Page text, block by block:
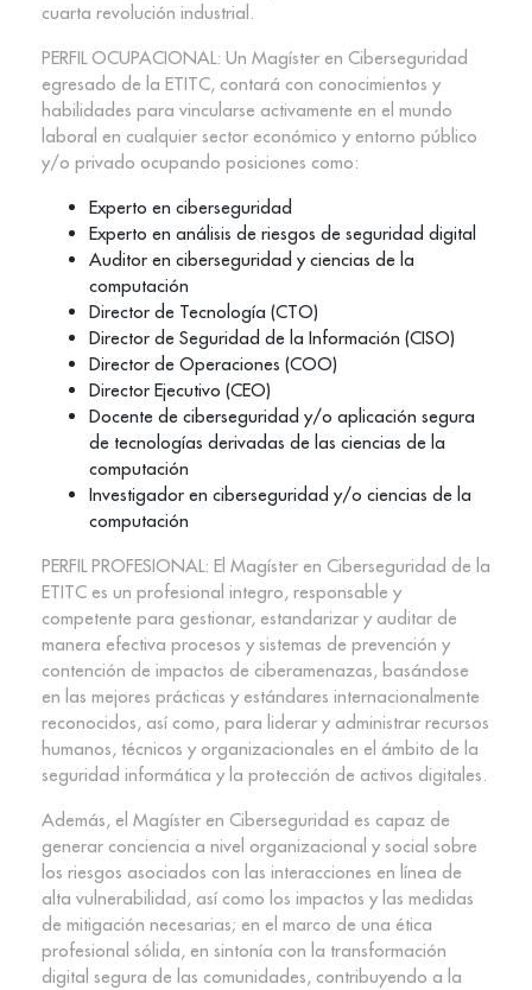
cuarta revolución industrial.
PERFIL OCUPACIONAL: Un Magíster en Ciberseguridad
egresado de la ETITC, contará con conocimientos y
habilidades para vincularse activamente en el mundo
laboral en cualquier sector económico y entorno público
y/o privado ocupando posiciones como:
Experto en ciberseguridad
Experto en análisis de riesgos de seguridad digital
Auditor en ciberseguridad y ciencias de la
computación
Director de Tecnología (CTO)
Director de Seguridad de la Información (CISO)
Director de Operaciones (COO)
Director Ejecutivo (CEO)
Docente de ciberseguridad y/o aplicación segura
de tecnologías derivadas de las ciencias de la
computación
Investigador en ciberseguridad y/o ciencias de la
computación
PERFIL PROFESIONAL: El Magíster en Ciberseguridad de la
ETITC es un profesional integro, responsable y
competente para gestionar, estandarizar y auditar de
manera efectiva procesos y sistemas de prevención y
contención de impactos de ciberamenazas, basándose
en las mejores prácticas y estándares internacionalmente
reconocidos, así como, para liderar y administrar recursos
humanos, técnicos y organizacionales en el ámbito de la
seguridad informática y la protección de activos digitales.
Además, el Magíster en Ciberseguridad es capaz de
generar conciencia a nivel organizacional y social sobre
los riesgos asociados con las interacciones en línea de
alta vulnerabilidad, así como los impactos y las medidas
de mitigación necesarias; en el marco de una ética
profesional sólida, en sintonía con la transformación
digital segura de las comunidades, contribuyendo a la